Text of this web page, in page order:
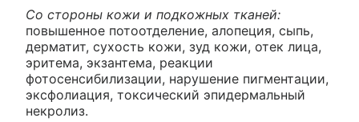
Со стороны кожи и подкожных тканей:
повышенное потоотделение, алопеция, сыпь,
дерматит, сухость кожи, зуд кожи, отек лица,
эритема, экзантема, реакции
фотосенсибилизации, нарушение пигментации,
эксфолиация, токсический эпидермальный
некролиз.